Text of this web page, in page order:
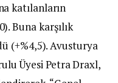
katılanların
Buna karşılık
(+%4,5). Avusturya
Üyesi Petra Draxl,